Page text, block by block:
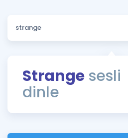
Sözlük
Rehberlik Aracı
ÖSYM Sınav Takvimi
Hakkımızda
Strange sesli
dinle